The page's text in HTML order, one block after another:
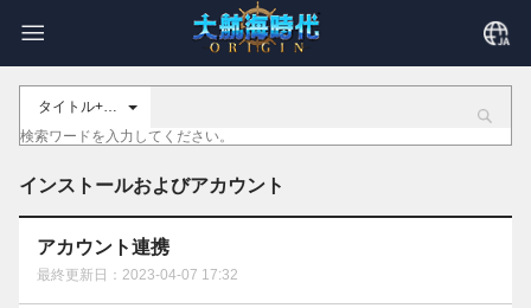
タイトル+内容
インストールおよびアカウント
アカウント連携
最終更新日：2023-04-07 17:32